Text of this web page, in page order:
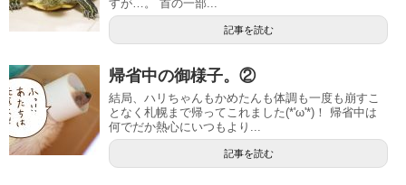
すが…。 首の一部...
記事を読む
帰省中の御様子。②
結局、ハリちゃんもかめたんも体調も一度も崩すこ
となく札幌まで帰ってこれました(*'ω'*)！ 帰省中は
何でだか熱心にいつもより...
記事を読む